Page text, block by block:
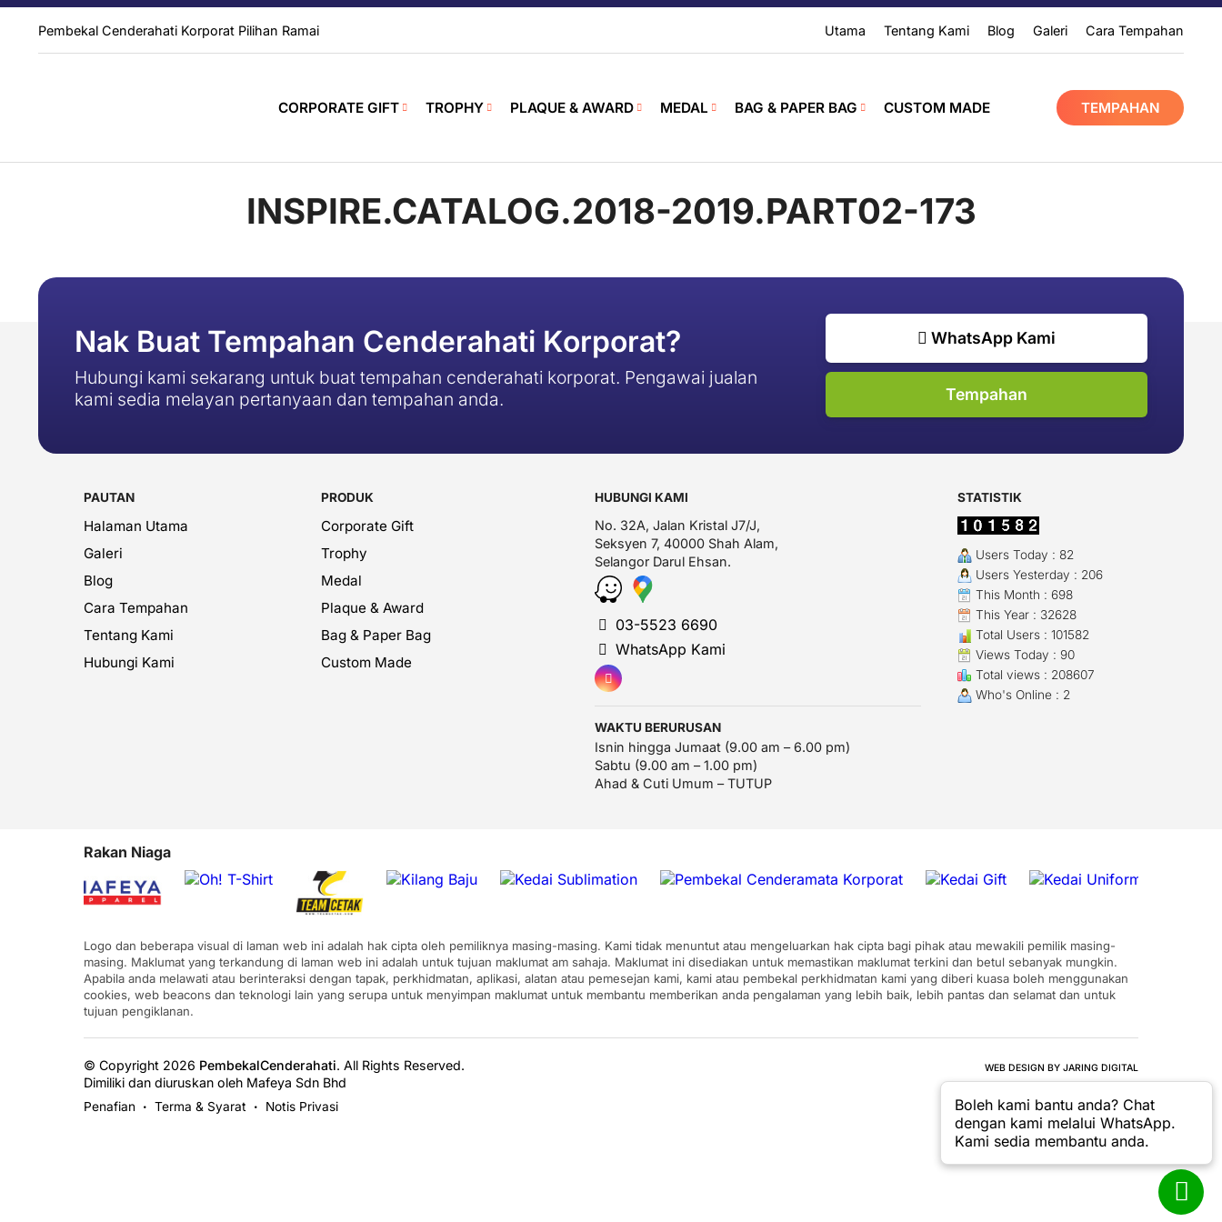
Pembekal Cenderahati Korporat Pilihan Ramai Utama Tentang Kami Blog Galeri Cara Tempahan
CORPORATE GIFT TROPHY PLAQUE & AWARD MEDAL BAG & PAPER BAG CUSTOM MADE TEMPAHAN
INSPIRE.CATALOG.2018-2019.PART02-173
Nak Buat Tempahan Cenderahati Korporat?
Hubungi kami sekarang untuk buat tempahan cenderahati korporat. Pengawai jualan
kami sedia melayan pertanyaan dan tempahan anda.
WhatsApp Kami
Tempahan
PAUTAN
Halaman Utama
Galeri
Blog
Cara Tempahan
Tentang Kami
Hubungi Kami
PRODUK
Corporate Gift
Trophy
Medal
Plaque & Award
Bag & Paper Bag
Custom Made
HUBUNGI KAMI
No. 32A, Jalan Kristal J7/J,
Seksyen 7, 40000 Shah Alam,
Selangor Darul Ehsan.
03-5523 6690
WhatsApp Kami
WAKTU BERURUSAN
Isnin hingga Jumaat (9.00 am – 6.00 pm)
Sabtu (9.00 am – 1.00 pm)
Ahad & Cuti Umum – TUTUP
STATISTIK
Users Today : 82
Users Yesterday : 206
This Month : 698
This Year : 32628
Total Users : 101582
Views Today : 90
Total views : 208607
Who's Online : 2
Rakan Niaga
Logo dan beberapa visual di laman web ini adalah hak cipta oleh pemiliknya masing-masing. Kami tidak menuntut atau mengeluarkan hak cipta bagi pihak atau mewakili pemilik masing-
masing. Maklumat yang terkandung di laman web ini adalah untuk tujuan maklumat am sahaja. Maklumat ini disediakan untuk memastikan maklumat terkini dan betul sebanyak mungkin.
Apabila anda melawati atau berinteraksi dengan tapak, perkhidmatan, aplikasi, alatan atau pemesejan kami, kami atau pembekal perkhidmatan kami yang diberi kuasa boleh menggunakan
cookies, web beacons dan teknologi lain yang serupa untuk menyimpan maklumat untuk membantu memberikan anda pengalaman yang lebih baik, lebih pantas dan selamat dan untuk
tujuan pengiklanan.
© Copyright 2026 PembekalCenderahati. All Rights Reserved.
Dimiliki dan diuruskan oleh Mafeya Sdn Bhd
Penafian • Terma & Syarat • Notis Privasi
WEB DESIGN BY JARING DIGITAL
Boleh kami bantu anda? Chat
dengan kami melalui WhatsApp.
Kami sedia membantu anda.